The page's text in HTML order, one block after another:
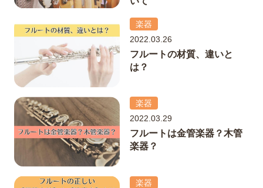
楽器
2022.03.26
フルートの材質、違いと
は？
楽器
2022.03.29
フルートは金管楽器？木管
楽器？
楽器